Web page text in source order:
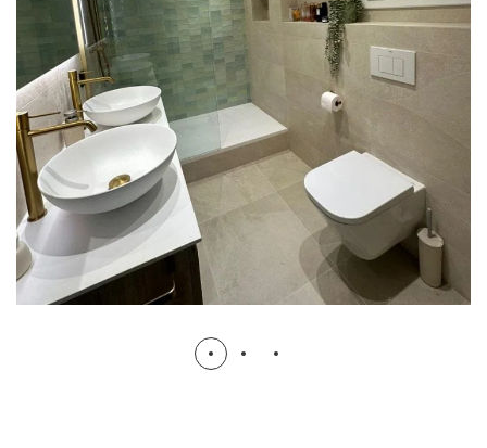
Reforma de baño completo en
Viladecans
REFORMA DE BAÑO